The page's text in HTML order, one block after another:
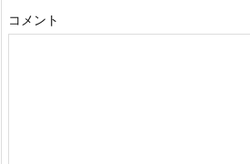
コメント